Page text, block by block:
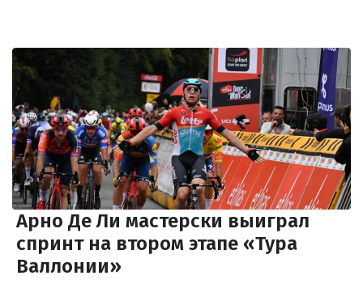
Арно Де Ли мастерски выиграл
спринт на втором этапе «Тура
Валлонии»